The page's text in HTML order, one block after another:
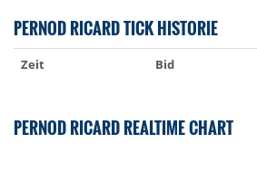
PERNOD RICARD TICK HISTORIE
Zeit Bid
PERNOD RICARD REALTIME CHART